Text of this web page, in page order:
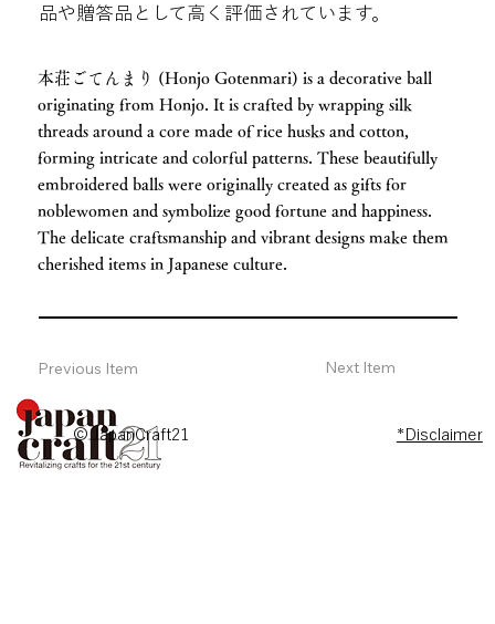
品や贈答品として高く評価されています。
本荘ごてんまり (Honjo Gotenmari) is a decorative ball
originating from Honjo. It is crafted by wrapping silk
threads around a core made of rice husks and cotton,
forming intricate and colorful patterns. These beautifully
embroidered balls were originally created as gifts for
noblewomen and symbolize good fortune and happiness.
The delicate craftsmanship and vibrant designs make them
cherished items in Japanese culture.
Previous Item Next Item
© JapanCraft21 *Disclaimer